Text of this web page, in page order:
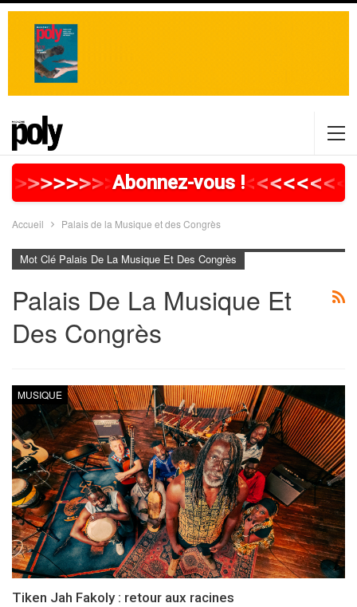
>>>>>>>>>>>>>>>>>
Abonnez-vous !<<<<<<<<
Accueil Palais de la Musique et des Congrès
Mot Clé Palais De La Musique Et Des Congrès
Palais De La Musique Et
Des Congrès
MUSIQUE
Tiken Jah Fakoly : retour aux racines